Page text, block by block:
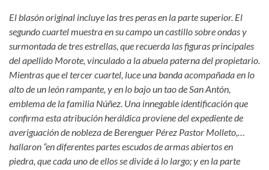
El blasón original incluye las tres peras en la parte superior. El
segundo cuartel muestra en su campo un castillo sobre ondas y
surmontada de tres estrellas, que recuerda las figuras principales
del apellido Morote, vinculado a la abuela paterna del propietario.
Mientras que el tercer cuartel, luce una banda acompañada en lo
alto de un león rampante, y en lo bajo un tao de San Antón,
emblema de la familia Núñez. Una innegable identificación que
confirma esta atribución heráldica proviene del expediente de
averiguación de nobleza de Berenguer Pérez Pastor Molleto,…
hallaron “en diferentes partes escudos de armas abiertos en
piedra, que cada uno de ellos se divide á lo largo; y en la parte